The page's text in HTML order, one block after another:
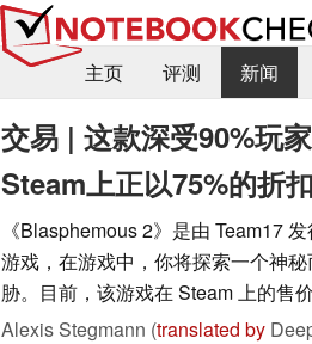
主页
评测 新闻
交易 | 这款深受90%玩
Steam上正以75%的折
《Blasphemous 2》是由 Team17
游戏，在游戏中，你将探索一个神
胁。目前，该游戏在 Steam 上的售价
Alexis Stegmann (translated by